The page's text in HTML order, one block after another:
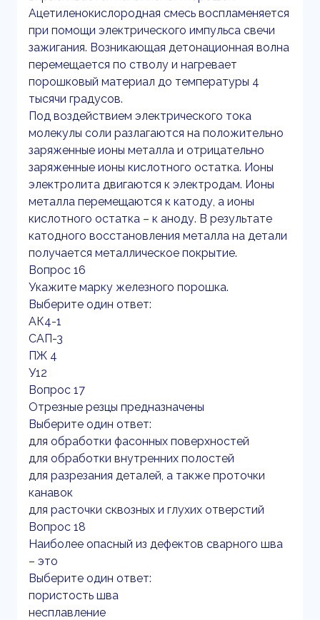
Ацетиленокислородная смесь воспламеняется
при помощи электрического импульса свечи
зажигания. Возникающая детонационная волна
перемещается по стволу и нагревает
порошковый материал до температуры 4
тысячи градусов.
Под воздействием электрического тока
молекулы соли разлагаются на положительно
заряженные ионы металла и отрицательно
заряженные ионы кислотного остатка. Ионы
электролита двигаются к электродам. Ионы
металла перемещаются к катоду, а ионы
кислотного остатка – к аноду. В результате
катодного восстановления металла на детали
получается металлическое покрытие.
Вопрос 16
Укажите марку железного порошка.
Выберите один ответ:
АК4-1
САП-3
ПЖ 4
У12
Вопрос 17
Отрезные резцы предназначены
Выберите один ответ:
для обработки фасонных поверхностей
для обработки внутренних полостей
для разрезания деталей, а также проточки
канавок
для расточки сквозных и глухих отверстий
Вопрос 18
Наиболее опасный из дефектов сварного шва
– это
Выберите один ответ:
пористость шва
несплавление